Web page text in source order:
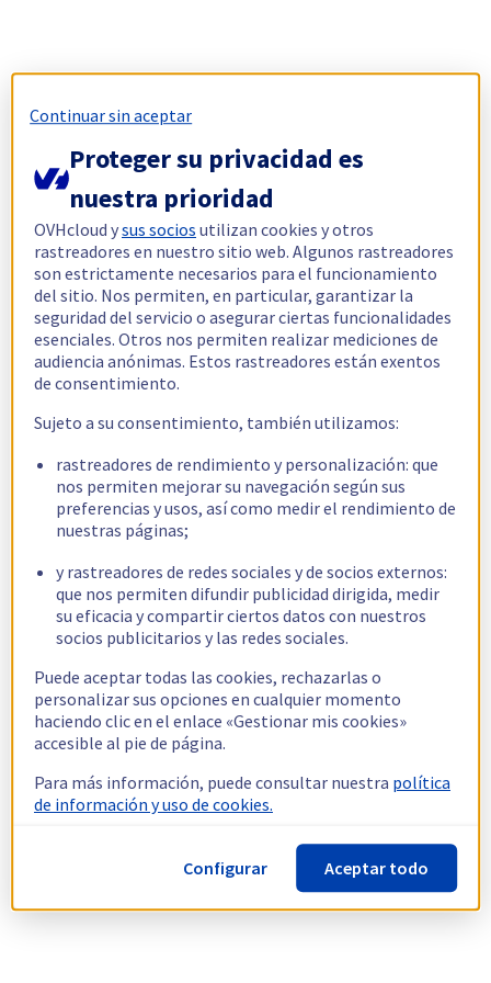
Continuar sin aceptar
Proteger su privacidad es
nuestra prioridad
OVHcloud ysus socios utilizan cookies y otros
rastreadores en nuestro sitio web. Algunos rastreadores
son estrictamente necesarios para el funcionamiento
del sitio. Nos permiten, en particular, garantizar la
seguridad del servicio o asegurar ciertas funcionalidades
esenciales. Otros nos permiten realizar mediciones de
audiencia anónimas. Estos rastreadores están exentos
de consentimiento.
Sujeto a su consentimiento, también utilizamos:
rastreadores de rendimiento y personalización: que
nos permiten mejorar su navegación según sus
preferencias y usos, así como medir el rendimiento de
nuestras páginas;
y rastreadores de redes sociales y de socios externos:
que nos permiten difundir publicidad dirigida, medir
su eficacia y compartir ciertos datos con nuestros
socios publicitarios y las redes sociales.
Puede aceptar todas las cookies, rechazarlas o
personalizar sus opciones en cualquier momento
haciendo clic en el enlace «Gestionar mis cookies»
accesible al pie de página.
Para más información, puede consultar nuestra política
de información y uso de cookies.
Configurar Aceptar todo